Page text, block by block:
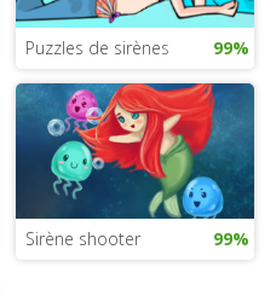
Puzzles de sirènes 99%
Sirène shooter 99%